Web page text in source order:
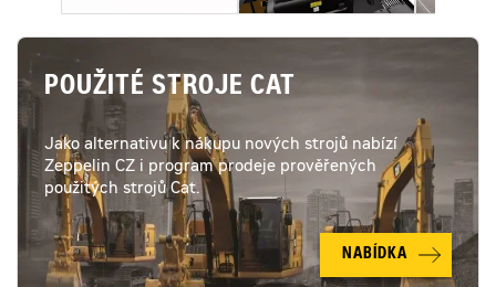
POUŽITÉ STROJE CAT
Jako alternativu k nákupu nových strojů nabízí
Zeppelin CZ i program prodeje prověřených
použitých strojů Cat.
NABÍDKA